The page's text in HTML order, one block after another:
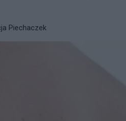
Piechaczek